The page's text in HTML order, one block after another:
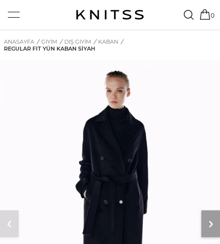
0
ANASAYFA / GİYİM / DIŞ GIYIM / KABAN /
REGULAR FIT YÜN KABAN SIYAH